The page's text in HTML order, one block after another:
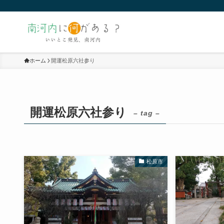
ホーム 開運松原六社参り
開運松原六社参り – tag –
松原市